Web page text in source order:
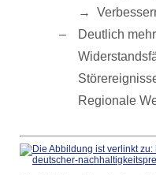
→
Deutlich
Regionale